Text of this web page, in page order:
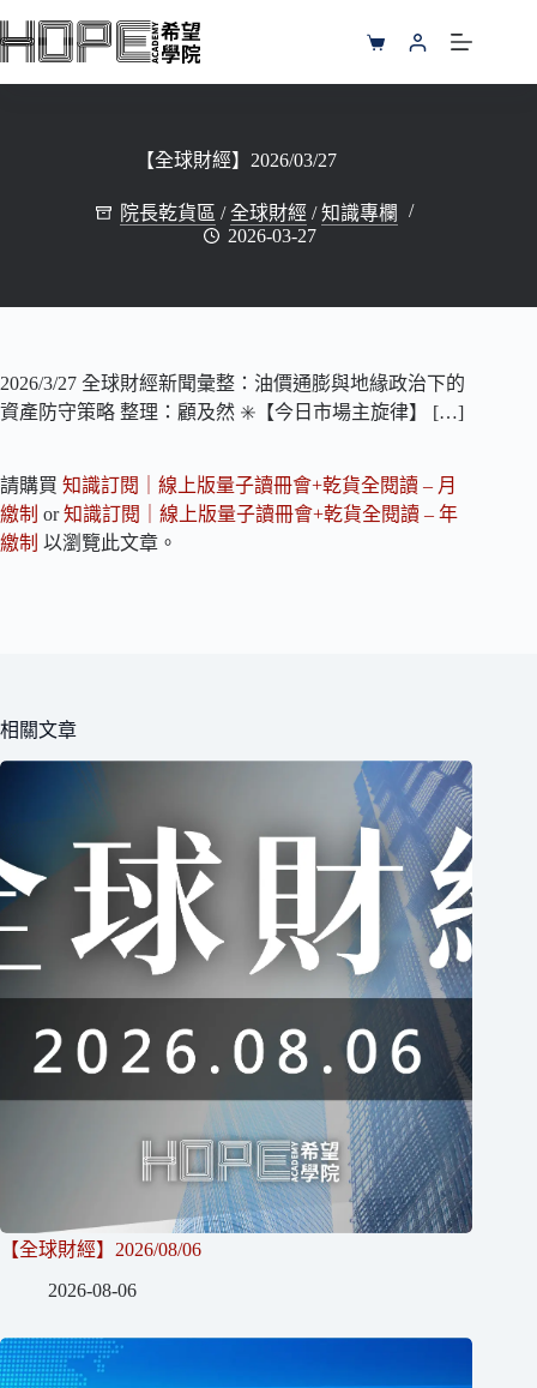
至
購
物
【全球財經】2026/03/27
院長乾貨區 /全球財經 /知識專欄
2026-03-27
2026/3/27 全球財經新聞彙整：油價通膨與地緣政治下的
資產防守策略 整理：顧及然 ✳️【今日市場主旋律】 […]
請購買 知識訂閱｜線上版量子讀冊會+乾貨全閱讀 – 月
繳制 or知識訂閱｜線上版量子讀冊會+乾貨全閱讀 – 年
繳制 以瀏覽此文章。
相關文章
【全球財經】2026/08/06
2026-08-06